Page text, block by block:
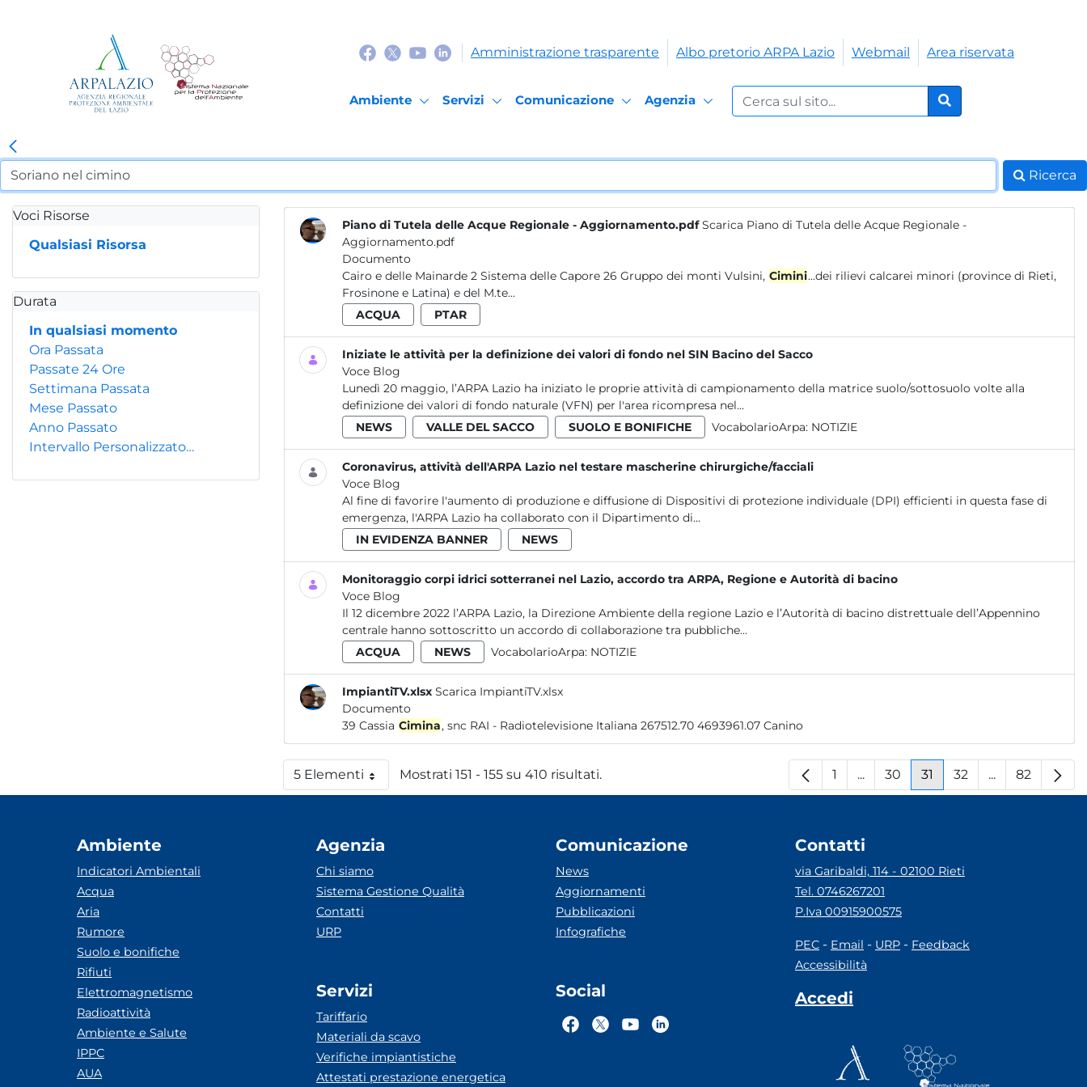
Amministrazione trasparente Albo pretorio ARPA Lazio Webmail Area riservata
Ambiente Servizi Comunicazione Agenzia
Cerca nel sito:
Cerca
Ricerca
Voci Risorse
Qualsiasi Risorsa
Durata
In qualsiasi momento
Ora Passata
Passate 24 Ore
Settimana Passata
Mese Passato
Anno Passato
Intervallo Personalizzato…
Piano di Tutela delle Acque Regionale - Aggiornamento.pdf Scarica Piano di Tutela delle Acque Regionale -
Aggiornamento.pdf
Documento
Cairo e delle Mainarde 2 Sistema delle Capore 26 Gruppo dei monti Vulsini, Cimini...dei rilievi calcarei minori (province di Rieti,
Frosinone e Latina) e del M.te...
ACQUA
PTAR
Iniziate le attività per la definizione dei valori di fondo nel SIN Bacino del Sacco
Voce Blog
Lunedì 20 maggio, l’ARPA Lazio ha iniziato le proprie attività di campionamento della matrice suolo/sottosuolo volte alla
definizione dei valori di fondo naturale (VFN) per l'area ricompresa nel...
NEWS
VALLE DEL SACCO SUOLO E BONIFICHE VocabolarioArpa: NOTIZIE
Coronavirus, attività dell'ARPA Lazio nel testare mascherine chirurgiche/facciali
Voce Blog
Al fine di favorire l'aumento di produzione e diffusione di Dispositivi di protezione individuale (DPI) efficienti in questa fase di
emergenza, l'ARPA Lazio ha collaborato con il Dipartimento di...
IN EVIDENZA BANNER
NEWS
Monitoraggio corpi idrici sotterranei nel Lazio, accordo tra ARPA, Regione e Autorità di bacino
Voce Blog
Il 12 dicembre 2022 l’ARPA Lazio, la Direzione Ambiente della regione Lazio e l’Autorità di bacino distrettuale dell’Appennino
centrale hanno sottoscritto un accordo di collaborazione tra pubbliche...
ACQUA
NEWS VocabolarioArpa: NOTIZIE
ImpiantiTV.xlsx Scarica ImpiantiTV.xlsx
Documento
39 Cassia Cimina , snc RAI - Radiotelevisione Italiana 267512.70 4693961.07 Canino
5 ElementiPer paginaMostrati 151 - 155 su 410 risultati. Pagina
1 ...Pagine intermedie
Pagina
30 Pagina
31 Pagina
32 ...PaginePagina
82
Ambiente
Indicatori Ambientali
Acqua
Aria
Rumore
Suolo e bonifiche
Rifiuti
Elettromagnetismo
Radioattività
Ambiente e Salute
IPPC
AUA
Agenzia
Chi siamo
Sistema Gestione Qualità
Contatti
URP
Servizi
Tariffario
Materiali da scavo
Verifiche impiantistiche
Attestati prestazione energetica
Comunicazione
News
Aggiornamenti
Pubblicazioni
Infografiche
Social
Contatti
via Garibaldi, 114 - 02100 Rieti
Tel. 0746267201
P.Iva 00915900575
PEC - Email - URP - Feedback
Accessibilità
Accedi